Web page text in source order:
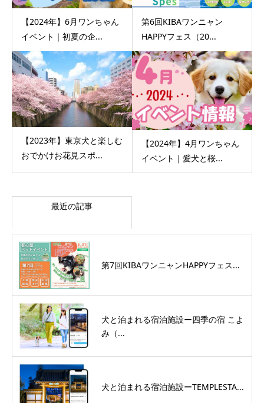
【2024年】6月ワンちゃん
イベント｜初夏の企...
第6回KIBAワンニャン
HAPPYフェス（20...
【2023年】東京犬と楽しむ
おでかけお花見スポ...
【2024年】4月ワンちゃん
イベント｜愛犬と桜...
最近の記事
第7回KIBAワンニャンHAPPYフェス...
犬と泊まれる宿泊施設ー四季の宿 こよ
み（...
犬と泊まれる宿泊施設ーTEMPLESTA...